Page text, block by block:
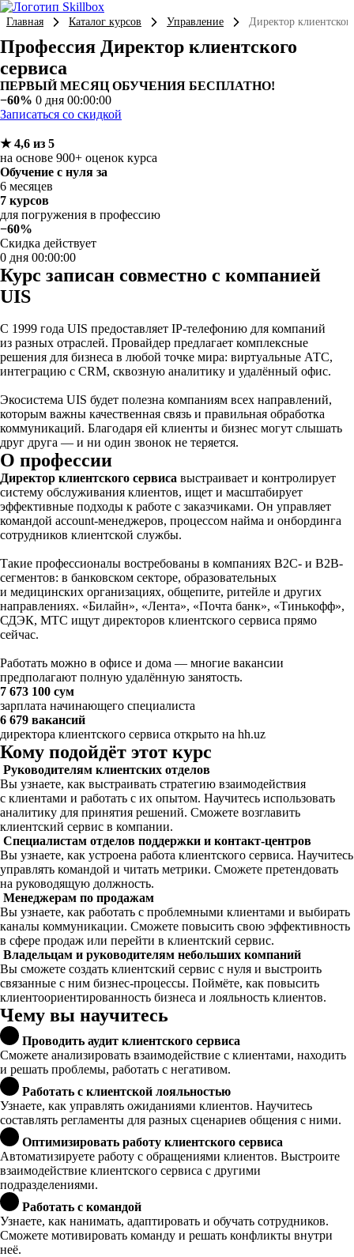
Главная Каталог курсов Управление Директор
Профессия Директор клиентского
сервиса
ПЕРВЫЙ МЕСЯЦ ОБУЧЕНИЯ БЕСПЛАТНО!
−60% 0 дня 00:00:00
Записаться со скидкой
★ 4,6 из 5
на основе 900+ оценок курса
Обучение с нуля за
6 месяцев
7 курсов
для погружения в профессию
−60%
Скидка действует
0 дня 00:00:00
Курс записан совместно с компанией
UIS
С 1999 года UIS предоставляет IP-телефонию для компаний
из разных отраслей. Провайдер предлагает комплексные
решения для бизнеса в любой точке мира: виртуальные АТС,
интеграцию с CRM, сквозную аналитику и удалённый офис.
Экосистема UIS будет полезна компаниям всех направлений,
которым важны качественная связь и правильная обработка
коммуникаций. Благодаря ей клиенты и бизнес могут слышать
друг друга — и ни один звонок не теряется.
О профессии
Директор клиентского сервиса выстраивает и контролирует
систему обслуживания клиентов, ищет и масштабирует
эффективные подходы к работе с заказчиками. Он управляет
командой account-менеджеров, процессом найма и онбординга
сотрудников клиентской службы.
Такие профессионалы востребованы в компаниях B2C- и B2B-
сегментов: в банковском секторе, образовательных
и медицинских организациях, общепите, ритейле и других
направлениях. «Билайн», «Лента», «Почта банк», «Тинькофф»,
СДЭК, МТС ищут директоров клиентского сервиса прямо
сейчас.
Работать можно в офисе и дома — многие вакансии
предполагают полную удалённую занятость.
7 673 100 сум
зарплата начинающего специалиста
6 679 вакансий
директора клиентского сервиса открыто на hh.uz
Кому подойдёт этот курс
Руководителям клиентских отделов
Вы узнаете, как выстраивать стратегию взаимодействия
с клиентами и работать с их опытом. Научитесь использовать
аналитику для принятия решений. Сможете возглавить
клиентский сервис в компании.
Специалистам отделов поддержки и контакт-центров
Вы узнаете, как устроена работа клиентского сервиса. Научитесь
управлять командой и читать метрики. Сможете претендовать
на руководящую должность.
Менеджерам по продажам
Вы узнаете, как работать с проблемными клиентами и выбирать
каналы коммуникации. Сможете повысить свою эффективность
в сфере продаж или перейти в клиентский сервис.
Владельцам и руководителям небольших компаний
Вы сможете создать клиентский сервис с нуля и выстроить
связанные с ним бизнес-процессы. Поймёте, как повысить
клиентоориентированность бизнеса и лояльность клиентов.
Чему вы научитесь
Проводить аудит клиентского сервиса
Сможете анализировать взаимодействие с клиентами, находить
и решать проблемы, работать с негативом.
Работать с клиентской лояльностью
Узнаете, как управлять ожиданиями клиентов. Научитесь
составлять регламенты для разных сценариев общения с ними.
Оптимизировать работу клиентского сервиса
Автоматизируете работу с обращениями клиентов. Выстроите
взаимодействие клиентского сервиса с другими
подразделениями.
Работать с командой
Узнаете, как нанимать, адаптировать и обучать сотрудников.
Сможете мотивировать команду и решать конфликты внутри
неё.